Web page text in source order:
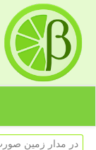
در مدار زمین